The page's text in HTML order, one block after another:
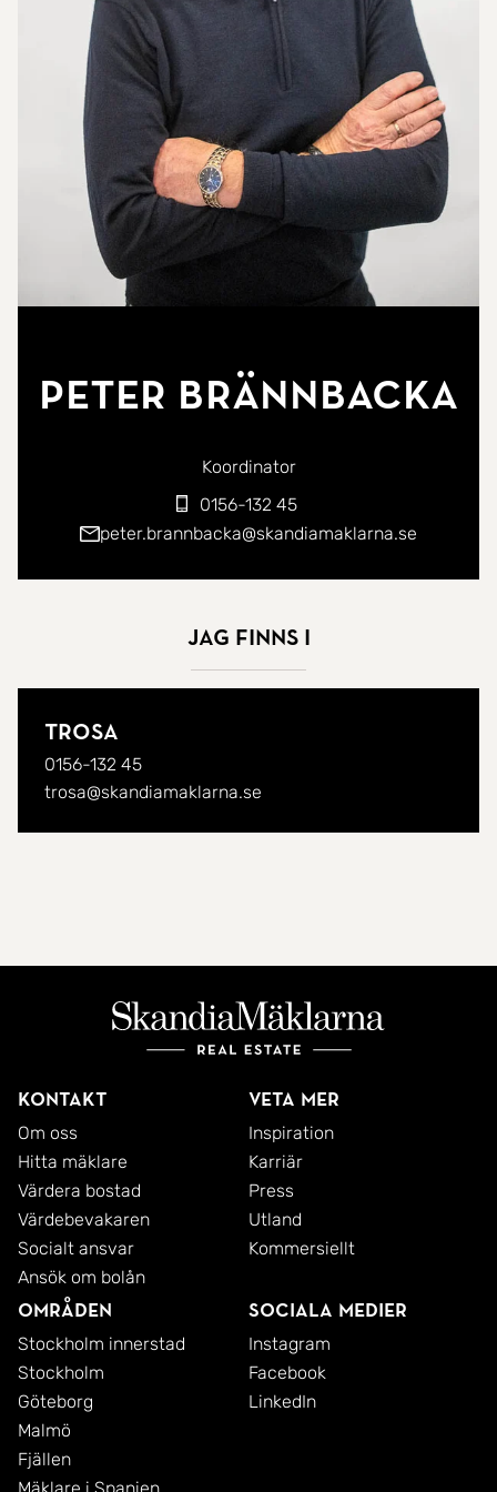
Peter Brännbacka
Koordinator
0156-132 45
peter.brannbacka@skandiamaklarna.se
Jag finns i
Trosa
0156-132 45
trosa@skandiamaklarna.se
Kontakt
Om oss
Hitta mäklare
Värdera bostad
Värdebevakaren
Socialt ansvar
Ansök om bolån
Veta mer
Inspiration
Karriär
Press
Utland
Kommersiellt
Områden
Stockholm innerstad
Stockholm
Göteborg
Malmö
Fjällen
Sociala medier
Instagram
Facebook
LinkedIn